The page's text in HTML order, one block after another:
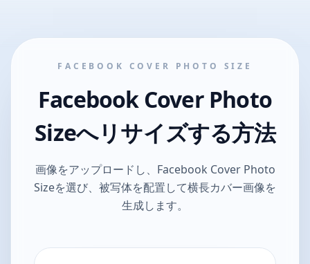
FACEBOOK COVER PHOTO SIZE
Facebook Cover Photo
Sizeへリサイズする方法
画像をアップロードし、Facebook Cover Photo
Sizeを選び、被写体を配置して横長カバー画像を
生成します。